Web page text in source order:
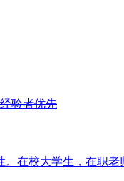
验者优先
在校大学生，在职老